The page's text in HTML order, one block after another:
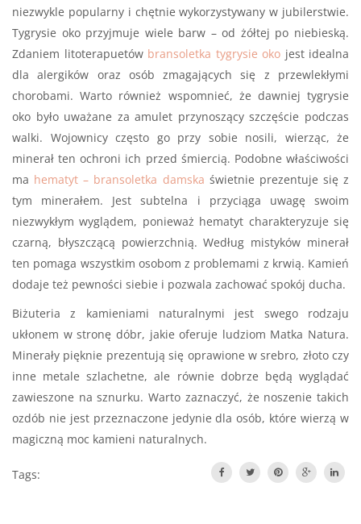
niezwykle popularny i chętnie wykorzystywany w jubilerstwie.
Tygrysie oko przyjmuje wiele barw – od żółtej po niebieską.
Zdaniem litoterapuetów bransoletka tygrysie oko jest idealna
dla alergików oraz osób zmagających się z przewlekłymi
chorobami. Warto również wspomnieć, że dawniej tygrysie
oko było uważane za amulet przynoszący szczęście podczas
walki. Wojownicy często go przy sobie nosili, wierząc, że
minerał ten ochroni ich przed śmiercią. Podobne właściwości
ma hematyt – bransoletka damska świetnie prezentuje się z
tym minerałem. Jest subtelna i przyciąga uwagę swoim
niezwykłym wyglądem, ponieważ hematyt charakteryzuje się
czarną, błyszczącą powierzchnią. Według mistyków minerał
ten pomaga wszystkim osobom z problemami z krwią. Kamień
dodaje też pewności siebie i pozwala zachować spokój ducha.
Biżuteria z kamieniami naturalnymi jest swego rodzaju
ukłonem w stronę dóbr, jakie oferuje ludziom Matka Natura.
Minerały pięknie prezentują się oprawione w srebro, złoto czy
inne metale szlachetne, ale równie dobrze będą wyglądać
zawieszone na sznurku. Warto zaznaczyć, że noszenie takich
ozdób nie jest przeznaczone jedynie dla osób, które wierzą w
magiczną moc kamieni naturalnych.
Tags: